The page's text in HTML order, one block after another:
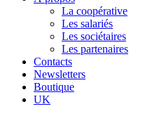
La coopérative
Les salariés
Les sociétaires
Les partenaires
Contacts
Newsletters
Boutique
UK